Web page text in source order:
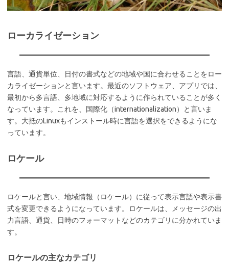
ローカライゼーション
言語、通貨単位、日付の書式などの地域や国に合わせることをロー
カライゼーションと言います。最近のソフトウェア、アプリでは、
最初から多言語、多地域に対応するように作られていることが多く
なっています。これを、国際化（internationalization）と言いま
す。大抵のLinuxもインストール時に言語を選択をできるようにな
っています。
ロケール
ロケールと言い、地域情報（ロケール）に従って表示言語や表示書
式を変更できるようになっています。ロケールは、メッセージの出
力言語、通貨、日時のフォーマットなどのカテゴリに分かれていま
す。
ロケールの主なカテゴリ